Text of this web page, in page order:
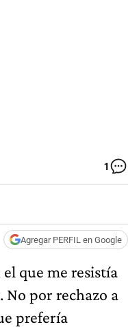
1
Agregar PERFIL en Google
que me resistía
No por rechazo a
prefería